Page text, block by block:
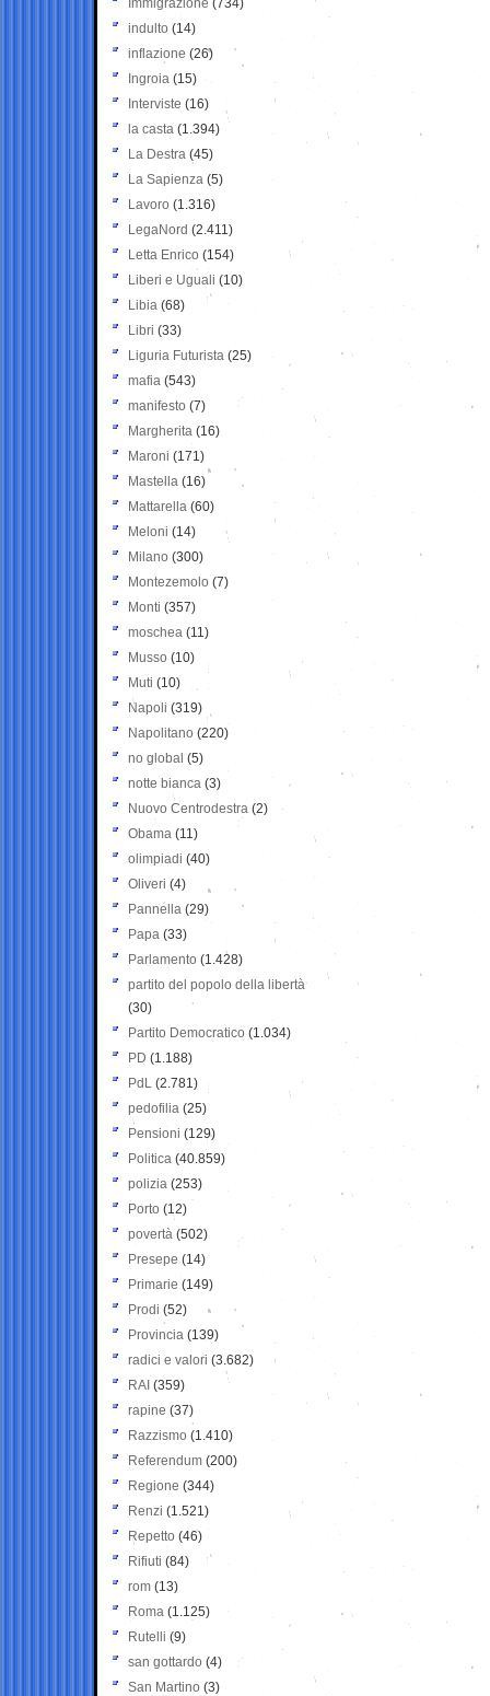
Immigrazione (734)
indulto (14)
inflazione (26)
Ingroia (15)
Interviste (16)
la casta (1.394)
La Destra (45)
La Sapienza (5)
Lavoro (1.316)
LegaNord (2.411)
Letta Enrico (154)
Liberi e Uguali (10)
Libia (68)
Libri (33)
Liguria Futurista (25)
mafia (543)
manifesto (7)
Margherita (16)
Maroni (171)
Mastella (16)
Mattarella (60)
Meloni (14)
Milano (300)
Montezemolo (7)
Monti (357)
moschea (11)
Musso (10)
Muti (10)
Napoli (319)
Napolitano (220)
no global (5)
notte bianca (3)
Nuovo Centrodestra (2)
Obama (11)
olimpiadi (40)
Oliveri (4)
Pannella (29)
Papa (33)
Parlamento (1.428)
partito del popolo della libertà
(30)
Partito Democratico (1.034)
PD (1.188)
PdL (2.781)
pedofilia (25)
Pensioni (129)
Politica (40.859)
polizia (253)
Porto (12)
povertà (502)
Presepe (14)
Primarie (149)
Prodi (52)
Provincia (139)
radici e valori (3.682)
RAI (359)
rapine (37)
Razzismo (1.410)
Referendum (200)
Regione (344)
Renzi (1.521)
Repetto (46)
Rifiuti (84)
rom (13)
Roma (1.125)
Rutelli (9)
san gottardo (4)
San Martino (3)